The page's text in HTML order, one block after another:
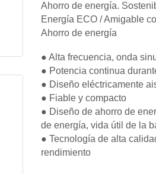
Ahorro de energía.
Energía ECO / Amigable
Ahorro de energía
● Alta frecuencia, onda
● Potencia continua
● Diseño eléctricamente
● Fiable y compacto
● Diseño de ahorro de
de energía, vida útil de la
● Tecnología de alta
rendimiento